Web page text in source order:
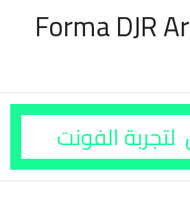
Forma DJR